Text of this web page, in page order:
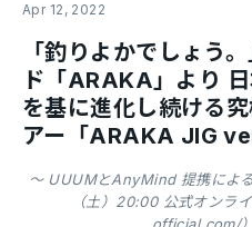
Apr 12, 2022
「釣りよかでしょう
ド「ARAKA」より
を基に進化し続ける
アー「ARAKA JIG
〜 UUUMとAnyMind 提携によ
（土）20:00 公式オンラ